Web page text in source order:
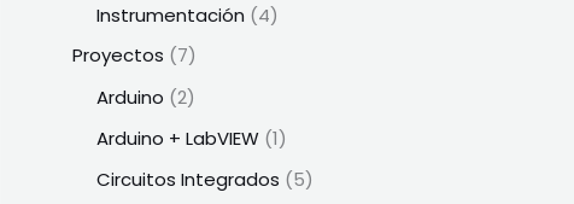
Instrumentación (4)
Proyectos (7)
Arduino (2)
Arduino + LabVIEW(1)
Circuitos Integrados (5)